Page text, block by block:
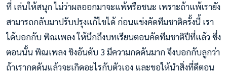
ที่ เล่นให้สนุก ไม่ว่าผลออกมาจะแพ้หรือชนะ เพราะถ้าแพ้เรายัง
สามารถกลับมาปรับปรุงแก้ไขได้ ก่อนแข่งคัดทีมชาติครั้งนี้ เรา
ได้บอกกับ พิณเพลง ให้นึกถึงบทเรียนตอนคัดทีมชาติปีที่แล้ว ซึ่ง
ตอนนั้น พิณเพลง ชิงอันดับ 3 มีความกดดันมาก จึงบอกกับลูกว่า
ถ้าเรากดดันแล้วจะเกิดอะไรกับตัวเอง และขอให้นำสิ่งที่ดีตอน